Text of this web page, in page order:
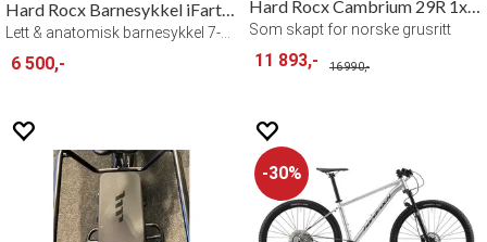
Hard Rocx Barnesykkel iFarta 24"
6 500,-
Hard Rocx Cambrium 29R 1x12
Som skapt for norske grusritt
11 893,- 16 990,-
30%